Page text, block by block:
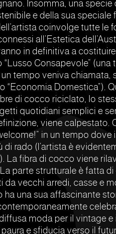
Insomma, una specie
e della sua speciale
coinvolge tutte le
all’Estetica
in definitiva a
Consapevole” (una
tempo veniva chiamata,
“Economia Domestica”).
di cocco riciclato, lo
quotidiani semplici e
viene calpestato.
in un tempo
di rado (l’artista è
La fibra di cocco viene
parte strutturale è fatta
da vecchi arredi, casse e
ha una sua affascinante
moda per il vintage e
e sfiducia verso il